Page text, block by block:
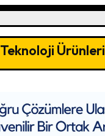
Teknoloji Ürünleri